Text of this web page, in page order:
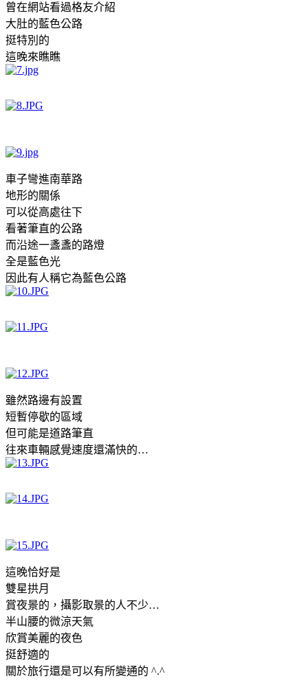
曾在網站看過格友介紹
大肚的藍色公路
挺特別的
這晚來瞧瞧
車子彎進南華路
地形的關係
可以從高處往下
看著筆直的公路
而沿途一盞盞的路燈
全是藍色光
因此有人稱它為藍色公路
雖然路邊有設置
短暫停歇的區域
但可能是道路筆直
往來車輛感覺速度還滿快的…
這晚恰好是
雙星拱月
賞夜景的，攝影取景的人不少…
半山腰的微涼天氣
欣賞美麗的夜色
挺舒適的
關於旅行還是可以有所變通的 ^.^